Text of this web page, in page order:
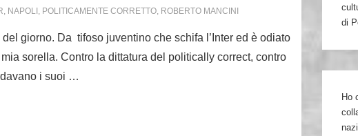
, NAPOLI , POLITICAMENTE CORRETTO, ROBERTO MANCINI
giorno. Da tifoso juventino che schifa l’Inter ed è odiato
sorella. Contro la dittatura del politically correct, contro
i suoi …
di
Ho